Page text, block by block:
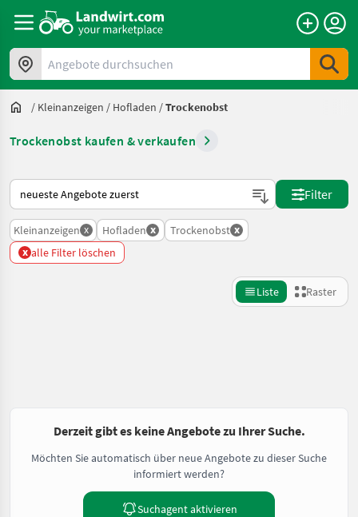
Angebote durchsuchen
/ Kleinanzeigen / Hofladen /Trockenobst
Trockenobst kaufen & verkaufen
So wird auf Landwirt.com sortiert
Filter
Kleinanzeigen x Hofladen x Trockenobst x
x alle Filter löschen
Liste Raster
Derzeit gibt es keine Angebote zu Ihrer Suche.
Möchten Sie automatisch über neue Angebote zu dieser Suche
informiert werden?
Suchagent aktivieren